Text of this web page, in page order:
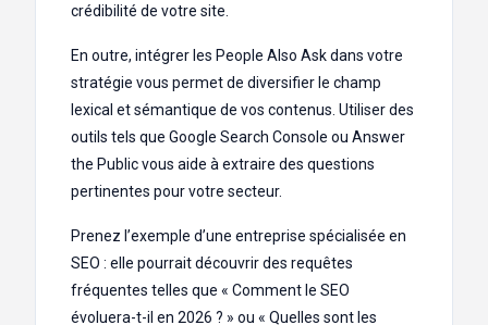
crédibilité de votre site.
En outre, intégrer les People Also Ask dans votre
stratégie vous permet de diversifier le champ
lexical et sémantique de vos contenus. Utiliser des
outils tels que Google Search Console ou Answer
the Public vous aide à extraire des questions
pertinentes pour votre secteur.
Prenez l’exemple d’une entreprise spécialisée en
SEO : elle pourrait découvrir des requêtes
fréquentes telles que « Comment le SEO
évoluera-t-il en 2026 ? » ou « Quelles sont les